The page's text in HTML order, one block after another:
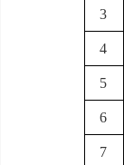
3
4
5
6
7